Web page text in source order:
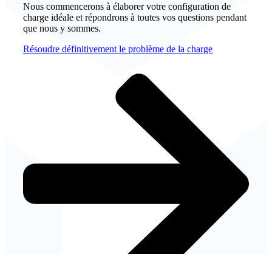
Nous commencerons à élaborer votre configuration de
charge idéale et répondrons à toutes vos questions pendant
que nous y sommes.
Résoudre définitivement le problème de la charge